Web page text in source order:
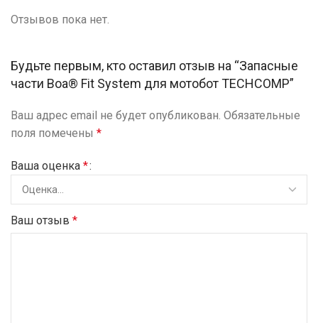
Отзывов пока нет.
Будьте первым, кто оставил отзыв на “Запасные
части Boa® Fit System для мотобот TECHCOMP”
Ваш адрес email не будет опубликован. Обязательные
поля помечены *
Ваша оценка *
Ваш отзыв *